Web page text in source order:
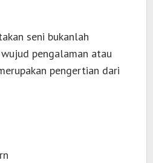
seni bukanlah
pengalaman atau
pengertian dari